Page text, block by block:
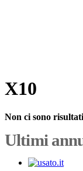
X10
Non ci sono
Ultimi